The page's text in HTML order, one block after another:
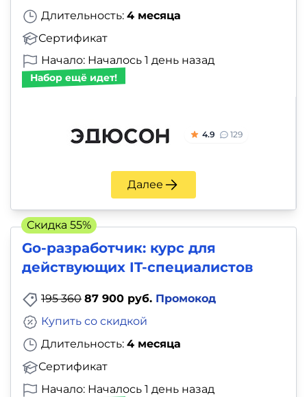
Длительность: 4 месяца
Сертификат
Начало: Началось 1 день назад
Набор ещё идет!
4.9 129
Далее
Go-разработчик: курс для
действующих IT-специалистов
195 360 87 900 руб. Промокод
Длительность: 4 месяца
Сертификат
Купить со скидкой
Начало: Началось 1 день назад
Скидка 55%
Для
детей
Красота,
фитнес
саморазвитие
Прочее
Репетиторы
на
профориентацию